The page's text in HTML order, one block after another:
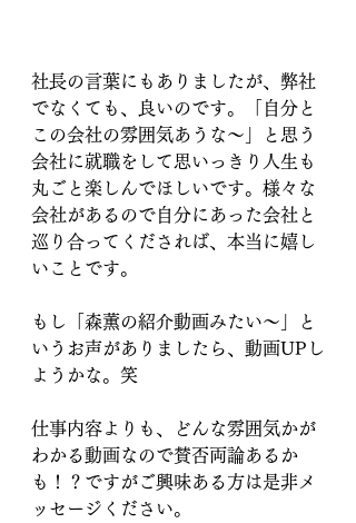
社長の言葉にもありましたが、弊社
でなくても、良いのです。「自分と
この会社の雰囲気あうな〜」と思う
会社に就職をして思いっきり人生も
丸ごと楽しんでほしいです。様々な
会社があるので自分にあった会社と
巡り合ってくだされば、本当に嬉し
いことです。
もし「森薫の紹介動画みたい〜」と
いうお声がありましたら、動画UPし
ようかな。笑
仕事内容よりも、どんな雰囲気かが
わかる動画なので賛否両論あるか
も！？ですがご興味ある方は是非メ
ッセージください。